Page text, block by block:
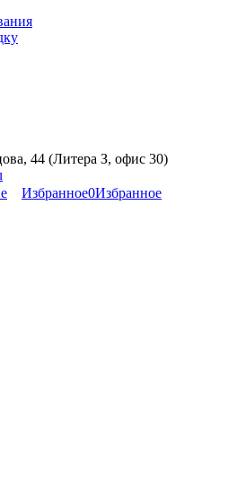
44 (Литера З, офис 30)
Избранное0Избранное